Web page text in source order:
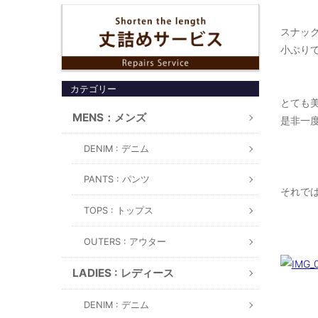
カテゴリー
MENS：メンズ
DENIM : デニム
PANTS : パンツ
TOPS : トップス
OUTERS : アウター
LADIES : レディース
DENIM : デニム
スナッ
小ぶり
とても
是非一
それで